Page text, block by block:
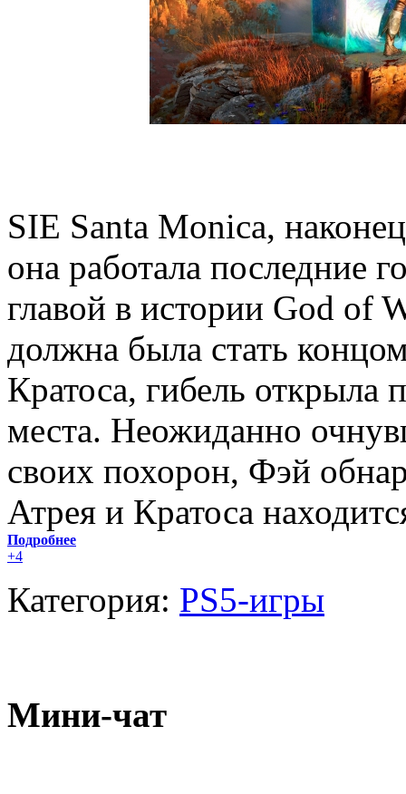
SIE Santa Monica,
она работала последние
главой в истории God of
должна была стать
Кратоса, гибель открыла
места. Неожиданно
своих похорон, Фэй
Атрея и Кратоса
Подробнее
+4
Категория: PS5-игры
Мини-чат